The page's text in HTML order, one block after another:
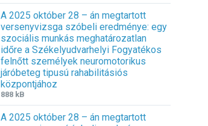
i
l
e
e
x
t
e
n
s
i
o
i
l
e
s
i
z
e
:
A 2025 október 28 – án megtartott
versenyvizsga szóbeli eredménye: egy
szociális munkás meghatározatlan
időre a Székelyudvarhelyi Fogyatékos
felnőtt személyek neuromotorikus
járóbeteg tipusú rahabilitásiós
központjához
F
i
l
F
i
l
888 kB
A 2025 október 28 – án megtartott